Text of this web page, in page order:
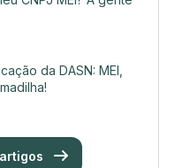
da DASN: MEI,